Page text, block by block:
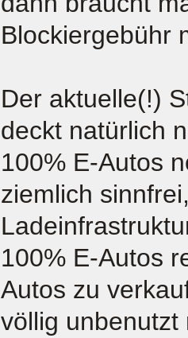
Blockiergebühr
Der aktuelle(!)
deckt natürlich
100% E-Autos
ziemlich
100% E-Autos
Autos zu
völlig